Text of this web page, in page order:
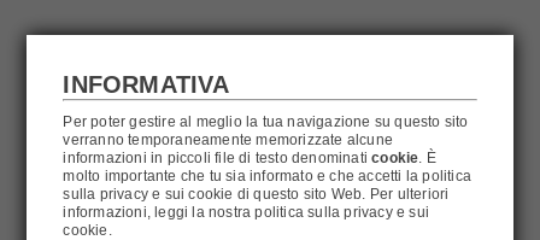
INFORMATIVA
Per poter gestire al meglio la tua navigazione su questo sito
verranno temporaneamente memorizzate alcune
informazioni in piccoli file di testo denominaticookie. È
molto importante che tu sia informato e che accetti la politica
sulla privacy e sui cookie di questo sito Web. Per ulteriori
informazioni, leggi la nostra politica sulla privacy e sui
cookie.